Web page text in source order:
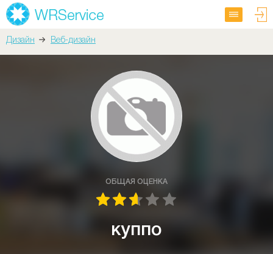
Дизайн Веб-дизайн
ОБЩАЯ ОЦЕНКА
куппо